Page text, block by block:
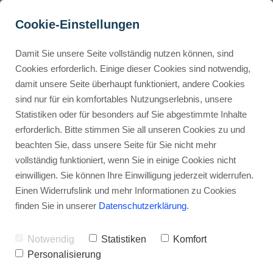
Buyer Personas erstellen
Landingpage optimieren
Internal Linking Tool
Alle Best of Anleitungen
Tools Tipps
KI Tools Übersicht:
Cookie-Einstellungen
Damit Sie unsere Seite vollständig nutzen können, sind
Cookies erforderlich. Einige dieser Cookies sind notwendig,
damit unsere Seite überhaupt funktioniert, andere Cookies
sind nur für ein komfortables Nutzungserlebnis, unsere
Statistiken oder für besonders auf Sie abgestimmte Inhalte
erforderlich. Bitte stimmen Sie all unseren Cookies zu und
beachten Sie, dass unsere Seite für Sie nicht mehr
vollständig funktioniert, wenn Sie in einige Cookies nicht
einwilligen. Sie können Ihre Einwilligung jederzeit widerrufen.
Einen Widerrufslink und mehr Informationen zu Cookies
finden Sie in unserer Datenschutzerklärung.
Notwendig Statistiken
Komfort
Personalisierung